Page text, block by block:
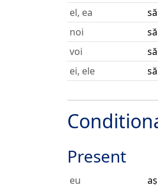
el, ea
să
noi
să
voi
să
ei, ele
să
Present
eu aș